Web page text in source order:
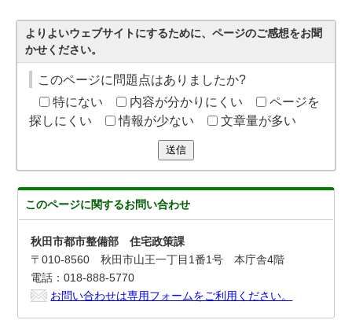
よりよいウェブサイトにするために、ページのご感想をお聞
かせください。
このページに問題点はありましたか?
特にない
内容が分かりにくい
ページを
探しにくい
情報が少ない 文章量が多い
送信
このページに関するお問い合わせ
秋田市都市整備部 住宅政策課
〒010-8560 秋田市山王一丁目1番1号 本庁舎4階
電話：018-888-5770
お問い合わせは専用フォームをご利用ください。